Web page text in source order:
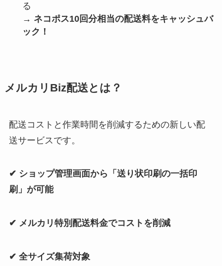
る
→ ネコポス10回分相当の配送料をキャッシュバ
ック！
メルカリBiz配送とは？
配送コストと作業時間を削減するための新しい配
送サービスです。
✔︎ ショップ管理画面から「送り状印刷の一括印
刷」が可能
✔︎ メルカリ特別配送料金でコストを削減
✔︎ 全サイズ集荷対象